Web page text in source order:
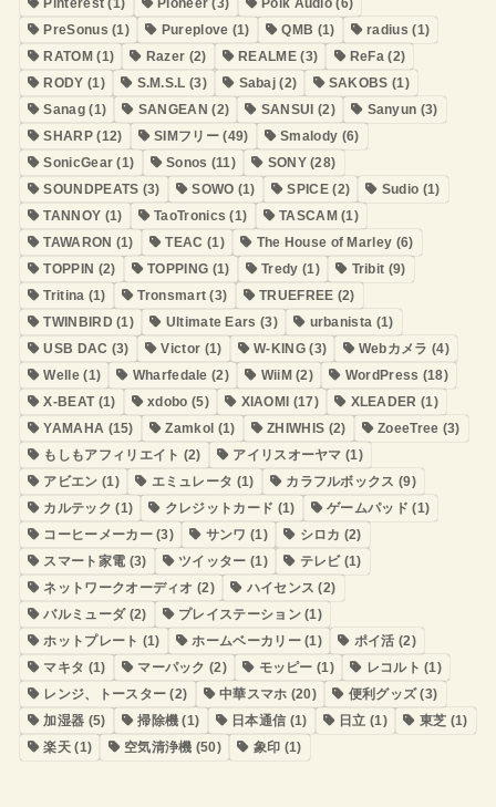
PreSonus (1) Pureplove (1) QMB (1) radius (1)
RATOM(1) Razer (2) REALME (3) ReFa (2)
RODY (1) S.M.S.L (3) Sabaj (2) SAKOBS (1)
Sanag(1) SANGEAN (2) SANSUI (2) Sanyun (3)
SHARP(12) SIMフリー(49) Smalody (6)
SonicGear (1) Sonos (11) SONY(28)
SOUNDPEATS (3) SOWO (1) SPICE(2) Sudio (1)
TANNOY (1) TaoTronics (1) TASCAM(1)
TAWARON (1) TEAC (1) The House of Marley (6)
TOPPIN (2) TOPPING (1) Tredy (1) Tribit (9)
Tritina (1) Tronsmart (3) TRUEFREE (2)
TWINBIRD (1) Ultimate Ears (3) urbanista (1)
USB DAC (3) Victor (1) W-KING(3) Webカメラ (4)
Welle(1) Wharfedale (2) WiiM(2) WordPress (18)
X-BEAT(1) xdobo (5) XIAOMI (17) XLEADER (1)
YAMAHA (15) Zamkol (1) ZHIWHIS (2) ZoeeTree (3)
もしもアフィリエイト (2) アイリスオーヤマ (1)
アビエン (1) エミュレータ (1) カラフルボックス (9)
カルテック (1) クレジットカード (1) ゲームパッド (1)
コーヒーメーカー(3) サンワ (1) シロカ (2)
スマート家電 (3) ツイッター (1) テレビ(1)
ネットワークオーディオ (2) ハイセンス (2)
バルミューダ(2) プレイステーション(1)
ホットプレート (1) ホームベーカリー(1) ポイ活 (2)
マキタ (1) マーパック (2) モッピー (1) レコルト (1)
レンジ、トースター (2) 中華スマホ (20) 便利グッズ(3)
加湿器 (5) 掃除機 (1) 日本通信 (1) 日立 (1) 東芝 (1)
楽天 (1) 空気清浄機 (50) 象印 (1)